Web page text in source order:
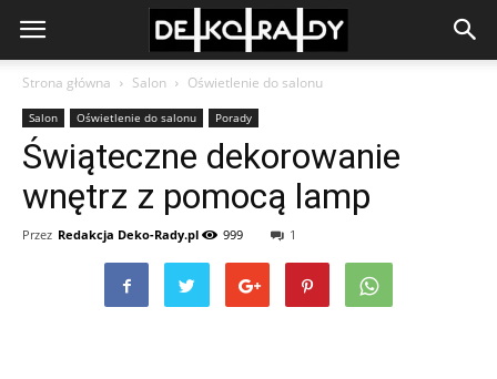
Strona główna Salon Oświetlenie do salonu
Salon Oświetlenie do salonu Porady
Świąteczne dekorowanie
wnętrz z pomocą lamp
Przez Redakcja Deko-Rady.pl 999 1